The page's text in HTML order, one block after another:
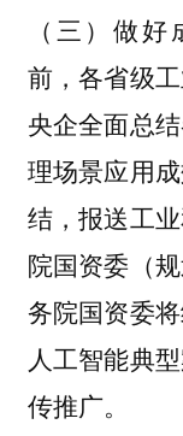
（三）做
前，各省级
央企全面总
理场景应用
结，报送工
院国资委（
务院国资委
人工智能典
传推广。